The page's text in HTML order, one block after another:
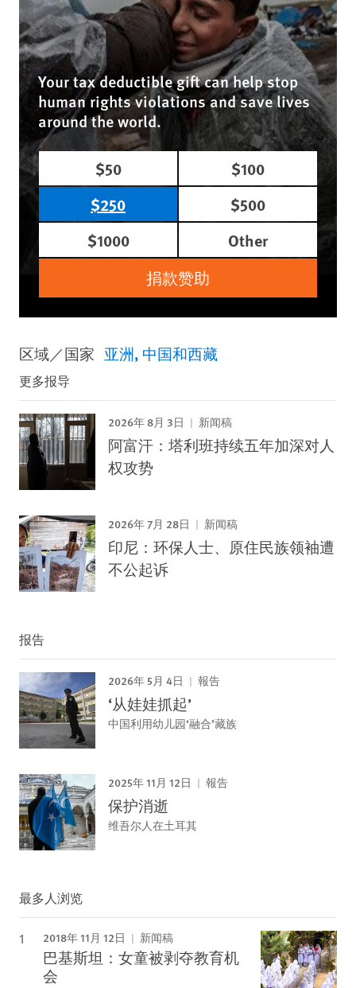
Your tax deductible gift can help stop
human rights violations and save lives
around the world.
$50
$100
$250
$500
$1000
Other
捐款赞助
区域／国家 亚洲 中国和西藏
更多报导
2026年 8月 3日 新闻稿
阿富汗：塔利班持续五年加深对人
权攻势
2026年 7月 28日 新闻稿
印尼：环保人士、原住民族领袖遭
不公起诉
报告
2026年 5月 4日 報告
‘从娃娃抓起’
中国利用幼儿园‘融合’藏族
2025年 11月 12日 報告
保护消逝
维吾尔人在土耳其
最多人浏览
2018年 11月 12日 新闻稿
巴基斯坦：女童被剥夺教育机
会